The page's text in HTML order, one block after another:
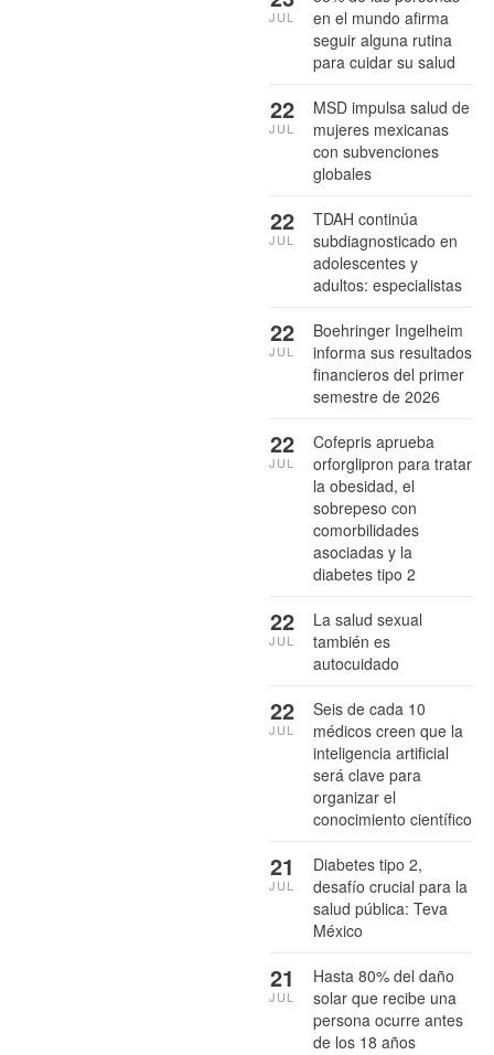
en el mundo afirma
seguir alguna rutina
para cuidar su salud
JUL
MSD impulsa salud de
mujeres mexicanas
con subvenciones
globales
22
JUL
TDAH continúa
subdiagnosticado en
adolescentes y
adultos: especialistas
22
JUL
Boehringer Ingelheim
informa sus resultados
financieros del primer
semestre de 2026
22
JUL
Cofepris aprueba
orforglipron para tratar
la obesidad, el
sobrepeso con
comorbilidades
asociadas y la
diabetes tipo 2
22
JUL
La salud sexual
también es
autocuidado
22
JUL
Seis de cada 10
médicos creen que la
inteligencia artificial
será clave para
organizar el
conocimiento científico
22
JUL
Diabetes tipo 2,
desafío crucial para la
salud pública: Teva
México
21
JUL
Hasta 80% del daño
solar que recibe una
persona ocurre antes
de los 18 años
21
JUL